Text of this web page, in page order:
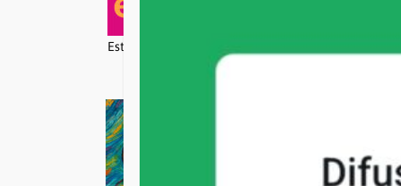
Estudio Valija